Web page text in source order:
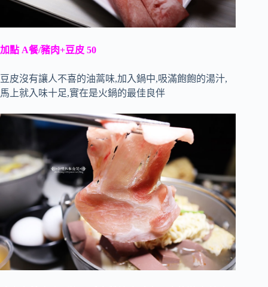
加點 A餐/豬肉+豆皮 50
豆皮沒有讓人不喜的油蒿味,加入鍋中,吸滿飽飽的湯汁,
馬上就入味十足,實在是火鍋的最佳良伴